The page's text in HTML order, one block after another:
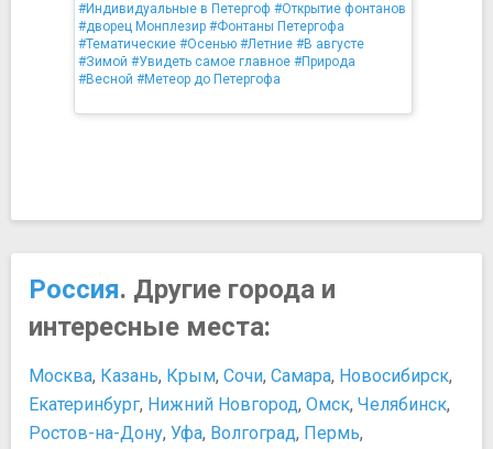
#Индивидуальные в Петергоф #Открытие фонтанов
#дворец Монплезир #Фонтаны Петергофа
#Тематические #Осенью #Летние #В августе
#Зимой #Увидеть самое главное #Природа
#Весной #Метеор до Петергофа
Россия. Другие города и
интересные места:
Москва, Казань, Крым, Сочи, Самара, Новосибирск,
Екатеринбург, Нижний Новгород, Омск, Челябинск,
Ростов-на-Дону, Уфа, Волгоград, Пермь,